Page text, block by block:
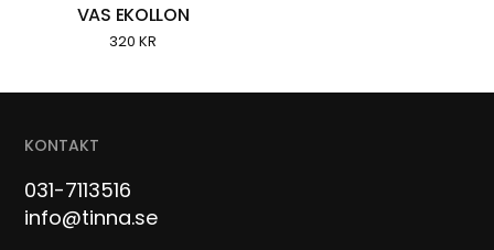
VAS EKOLLON
320KR
KONTAKT
031-7113516
info@tinna.se